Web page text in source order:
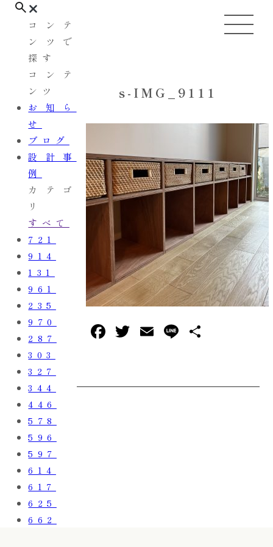
コンテ
ンツで
探す
コンテ
ンツ
お知ら
せ
ブログ
設計事
例
カテゴ
リ
すべて
721
914
131
961
235
970
287
303
327
344
446
578
596
597
614
617
625
662
s-IMG_9111
F
e
T
te
E
l
L